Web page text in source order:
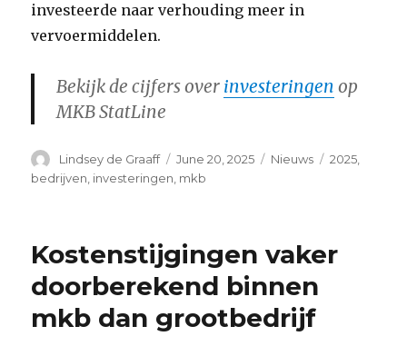
investeerde naar verhouding meer in
vervoermiddelen.
Bekijk de cijfers over investeringen op
MKB StatLine
Author
Lindsey de Graaff
Posted
on
June 20, 2025 Categories
Nieuws Tags
2025
bedrijven investeringen mkb
Kostenstijgingen vaker
doorberekend binnen
mkb dan grootbedrijf